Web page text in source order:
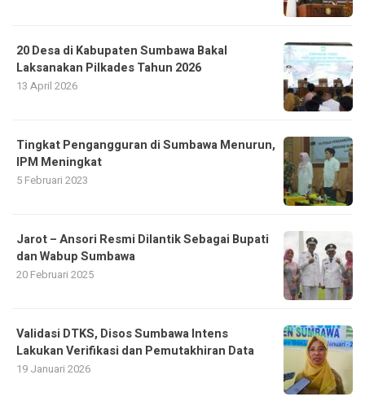
20 Desa di Kabupaten Sumbawa Bakal
Laksanakan Pilkades Tahun 2026
13 April 2026
Tingkat Pengangguran di Sumbawa Menurun,
IPM Meningkat
5 Februari 2023
Jarot – Ansori Resmi Dilantik Sebagai Bupati
dan Wabup Sumbawa
20 Februari 2025
Validasi DTKS, Disos Sumbawa Intens
Lakukan Verifikasi dan Pemutakhiran Data
19 Januari 2026